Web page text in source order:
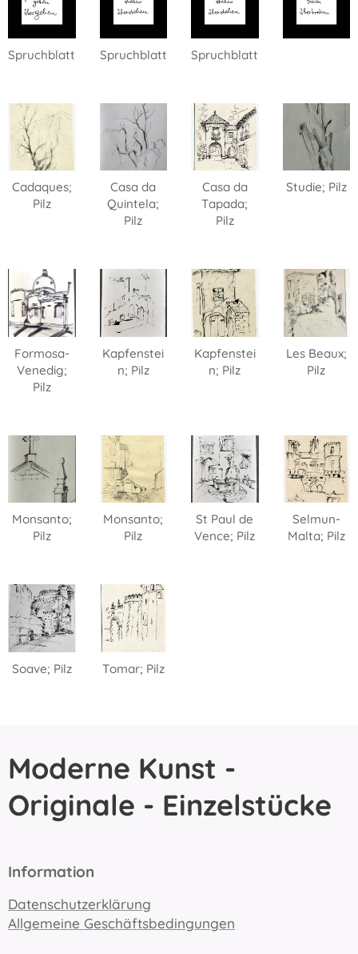
Spruchblatt Spruchblatt Spruchblatt
Cadaques;
Pilz
Casa da
Quintela;
Pilz
Casa da
Tapada;
Pilz
Studie; Pilz
Formosa-
Venedig;
Pilz
Kapfenstei
n; Pilz
Kapfenstei
n; Pilz
Les Beaux;
Pilz
Monsanto;
Pilz
Monsanto;
Pilz
St Paul de
Vence; Pilz
Selmun-
Malta; Pilz
Soave; Pilz Tomar; Pilz
Moderne Kunst -
Originale - Einzelstücke
Information
Datenschutzerklärung
Allgemeine Geschäftsbedingungen